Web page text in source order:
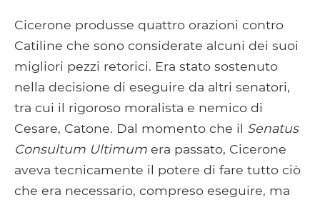
Cicerone produsse quattro orazioni contro
Catiline che sono considerate alcuni dei suoi
migliori pezzi retorici. Era stato sostenuto
nella decisione di eseguire da altri senatori,
tra cui il rigoroso moralista e nemico di
Cesare, Catone. Dal momento che il Senatus
Consultum Ultimum era passato, Cicerone
aveva tecnicamente il potere di fare tutto ciò
che era necessario, compreso eseguire, ma